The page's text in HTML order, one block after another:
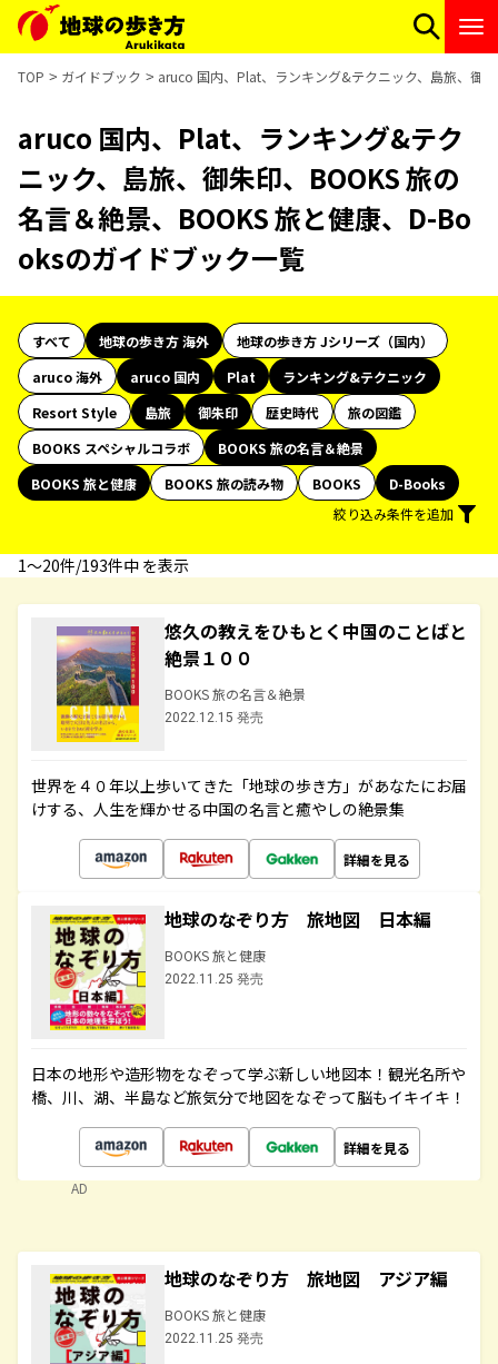
TOP ガイドブック aruco 国内、Plat、ランキング&テクニック、島旅、御
aruco 国内、Plat、ランキング&テク
ニック、島旅、御朱印、BOOKS 旅の
名言＆絶景、BOOKS 旅と健康、D-Bo
oksのガイドブック一覧
すべて 地球の歩き方 海外
地球の歩き方 Jシリーズ（国内）
aruco 海外
aruco 国内 Plat
ランキング&テクニック
Resort Style
島旅 御朱印 歴史時代
旅の図鑑
BOOKS スペシャルコラボ
BOOKS 旅の名言＆絶景
BOOKS 旅と健康
BOOKS 旅の読み物 BOOKS
D-Books
絞り込み条件を追加
1〜20件/193件中 を表示
悠久の教えをひもとく中国のことばと
絶景１００
BOOKS 旅の名言＆絶景
2022.12.15 発売
世界を４０年以上歩いてきた「地球の歩き方」があなたにお届
けする、人生を輝かせる中国の名言と癒やしの絶景集
詳細を見る
地球のなぞり方 旅地図 日本編
BOOKS 旅と健康
2022.11.25 発売
日本の地形や造形物をなぞって学ぶ新しい地図本！観光名所や
橋、川、湖、半島など旅気分で地図をなぞって脳もイキイキ！
詳細を見る
AD
地球のなぞり方 旅地図 アジア編
BOOKS 旅と健康
2022.11.25 発売